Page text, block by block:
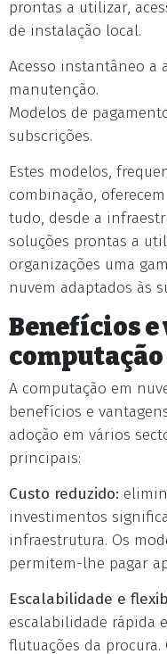
prontas a utilizar,
de instalação local.
Acesso instantâneo a
manutenção.
Modelos de
subscrições.
Estes modelos,
combinação,
tudo, desde a
soluções prontas a
organizações uma
nuvem adaptados às
Benefícios e
computação
A computação em
benefícios e
adoção em vários
principais:
Custo reduzido:
investimentos
infraestrutura. Os
permitem-lhe pagar
Escalabilidade e
escalabilidade rápida
flutuações da